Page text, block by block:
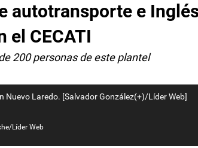
autotransporte e
el CECATI
200 personas de este plantel
Nuevo Laredo. [Salvador González(+)/Líder Web]
Líder Web